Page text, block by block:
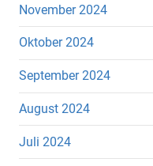
November 2024
Oktober 2024
September 2024
August 2024
Juli 2024